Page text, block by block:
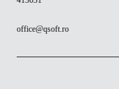
office@qsoft.ro